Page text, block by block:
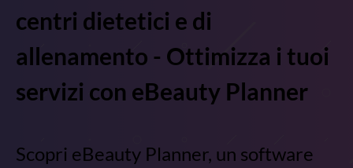
centri dietetici e di
allenamento - Ottimizza i tuoi
servizi con eBeauty Planner
Scopri eBeauty Planner, un software